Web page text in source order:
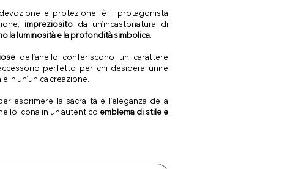
e protezione, è il protagonista
impreziositoda un’incastonatura di
la luminosità e la profondità simbolica.
dell’anello conferiscono un carattere
perfetto per chi desidera unire
in un’unica creazione.
esprimere la sacralità e l’eleganza della
Icona in un autentico emblema di stile e